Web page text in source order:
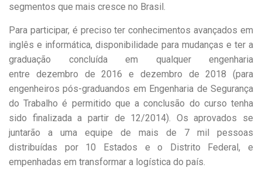
segmentos que mais cresce no Brasil.
Para participar, é preciso ter conhecimentos avançados em
inglês e informática, disponibilidade para mudanças e ter a
graduação concluída em qualquer engenharia
entre dezembro de 2016 e dezembro de 2018 (para
engenheiros pós-graduandos em Engenharia de Segurança
do Trabalho é permitido que a conclusão do curso tenha
sido finalizada a partir de 12/2014). Os aprovados se
juntarão a uma equipe de mais de 7 mil pessoas
distribuídas por 10 Estados e o Distrito Federal, e
empenhadas em transformar a logística do país.